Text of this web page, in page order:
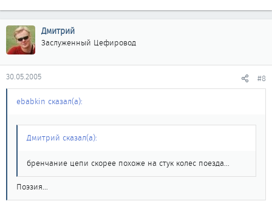
Дмитрий
Заслуженный Цефировод
30.05.2005 #8
ebabkin сказал(а):
Дмитрий сказал(а):
бренчание цепи скорее похоже на стук колес поезда...
Поэзия...